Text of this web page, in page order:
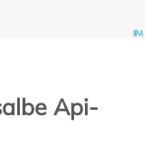
Api-